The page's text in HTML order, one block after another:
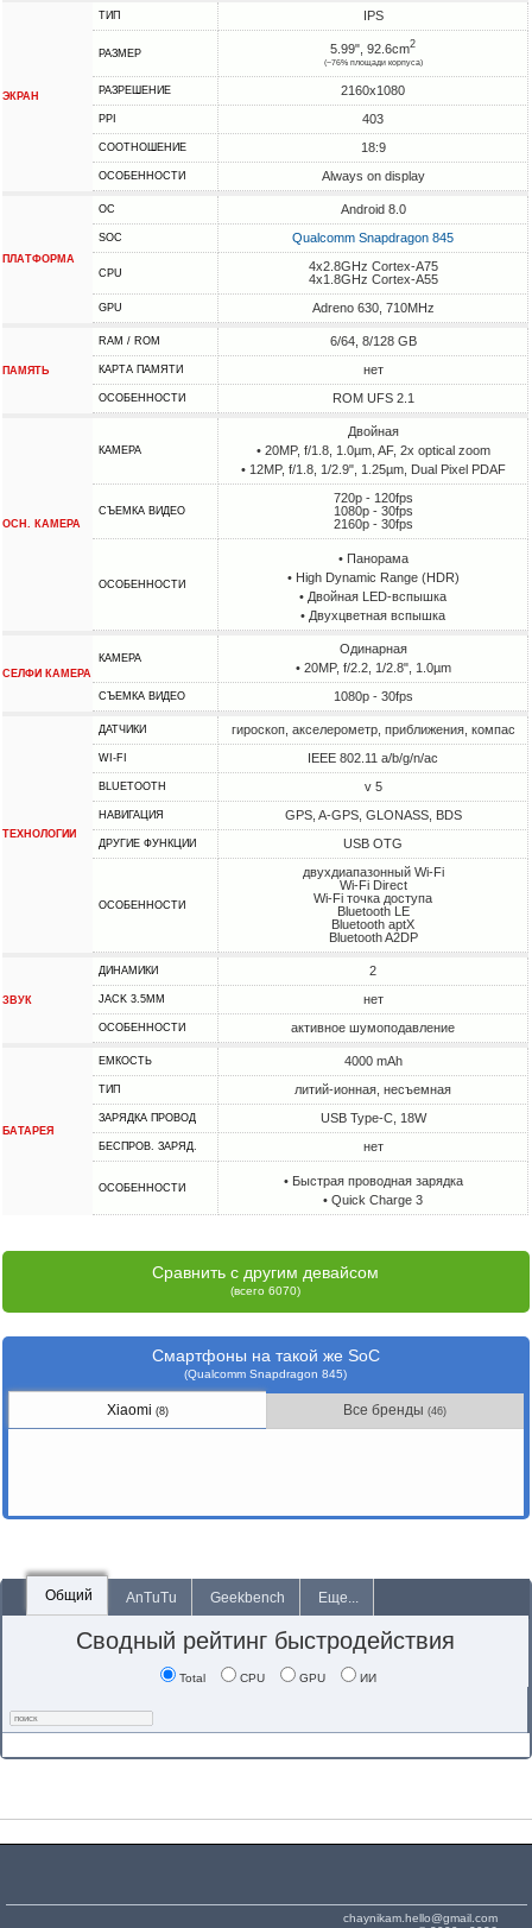
ЭКРАН
ТИП IPS
РАЗМЕР 5.99", 92.6cm2
(~76% площади корпуса)
РАЗРЕШЕНИЕ 2160x1080
PPI 403
СООТНОШЕНИЕ 18:9
ОСОБЕННОСТИ Always on display
ПЛАТФОРМА
ОС Android 8.0
SOC Qualcomm Snapdragon 845
CPU
4x2.8GHz Cortex-A75
4x1.8GHz Cortex-A55
GPU Adreno 630, 710MHz
ПАМЯТЬ
RAM / ROM 6/64, 8/128 GB
КАРТА ПАМЯТИ нет
ОСОБЕННОСТИ ROM UFS 2.1
ОСН. КАМЕРА
КАМЕРА
Двойная
• 20MP, f/1.8, 1.0µm, AF, 2x optical zoom
• 12MP, f/1.8, 1/2.9", 1.25µm, Dual Pixel PDAF
СЪЕМКА ВИДЕО
720p - 120fps
1080p - 30fps
2160p - 30fps
ОСОБЕННОСТИ
• Панорама
• High Dynamic Range (HDR)
• Двойная LED-вспышка
• Двухцветная вспышка
СЕЛФИ КАМЕРА
КАМЕРА
Одинарная
• 20MP, f/2.2, 1/2.8", 1.0µm
СЪЕМКА ВИДЕО 1080p - 30fps
ТЕХНОЛОГИИ
ДАТЧИКИ гироскоп, акселерометр, приближения, компас
WI-FI IEEE 802.11 a/b/g/n/ac
BLUETOOTH v 5
НАВИГАЦИЯ GPS, A-GPS, GLONASS, BDS
ДРУГИЕ ФУНКЦИИ USB OTG
ОСОБЕННОСТИ
двухдиапазонный Wi-Fi
Wi-Fi Direct
Wi-Fi точка доступа
Bluetooth LE
Bluetooth aptX
Bluetooth A2DP
ЗВУК
ДИНАМИКИ 2
JACK 3.5MM нет
ОСОБЕННОСТИ активное шумоподавление
БАТАРЕЯ
ЕМКОСТЬ 4000 mAh
ТИП литий-ионная, несъемная
ЗАРЯДКА ПРОВОД USB Type-C, 18W
БЕСПРОВ. ЗАРЯД. нет
ОСОБЕННОСТИ
• Быстрая проводная зарядка
• Quick Charge 3
Сравнить с другим девайсом
(всего 6070)
Смартфоны на такой же SoC
(Qualcomm Snapdragon 845)
Xiaomi (8) Все бренды(46)
Общий AnTuTu Geekbench Еще...
Сводный рейтинг быстродействия
Total CPU GPU ИИ
chaynikam.hello@gmail.com